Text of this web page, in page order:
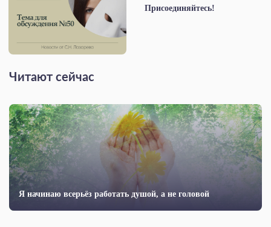
Присоединяйтесь!
Читают сейчас
Я начинаю всерьёз работать душой, а не головой